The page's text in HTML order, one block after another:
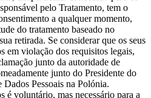
pelo Tratamento, tem o
a qualquer momento,
do tratamento baseado no
retirada. Se considerar que os seus
em violação dos requisitos legais,
junto da autoridade de
junto do Presidente do
Dados Pessoais na Polónia.
é voluntário, mas necessário para a